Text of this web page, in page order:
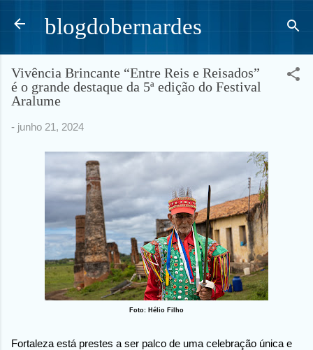
Pular para o conteúdo principal
blogdobernardes
Vivência Brincante “Entre Reis e Reisados”
é o grande destaque da 5ª edição do Festival
Aralume
- junho 21, 2024
Foto: Hélio Filho
Fortaleza está prestes a ser palco de uma celebração única e